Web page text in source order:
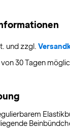
und zzgl.
30 Tagen